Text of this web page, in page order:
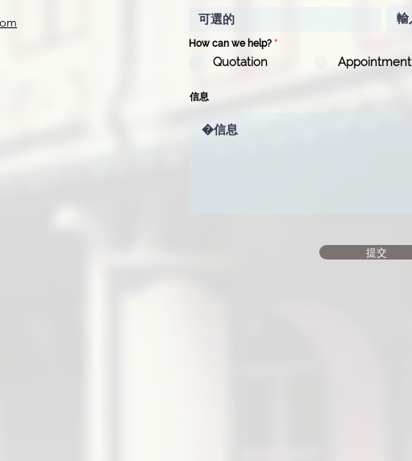
How can we help? *
Quotation Appointment
信息
提交